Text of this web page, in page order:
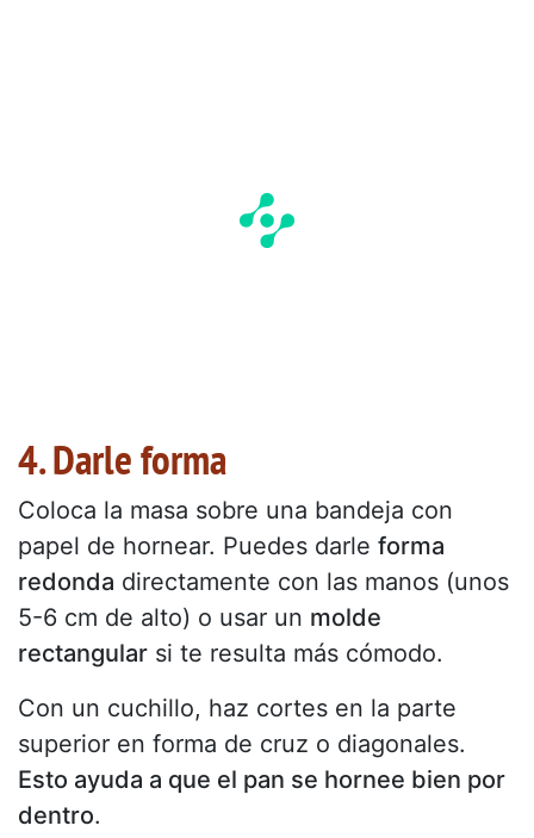
4. Darle forma
Coloca la masa sobre una bandeja con
papel de hornear. Puedes darle forma
redonda directamente con las manos (unos
5-6 cm de alto) o usar un molde
rectangular si te resulta más cómodo.
Con un cuchillo, haz cortes en la parte
superior en forma de cruz o diagonales.
Esto ayuda a que el pan se hornee bien por
dentro.